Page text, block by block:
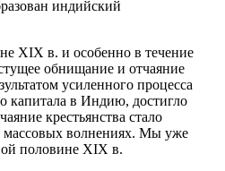
индийский
XIX в. и особенно в течение
обнищание и отчаяние
усиленного процесса
капитала в Индию, достигло
крестьянства стало
массовых волнениях. Мы уже
половине XIX в.